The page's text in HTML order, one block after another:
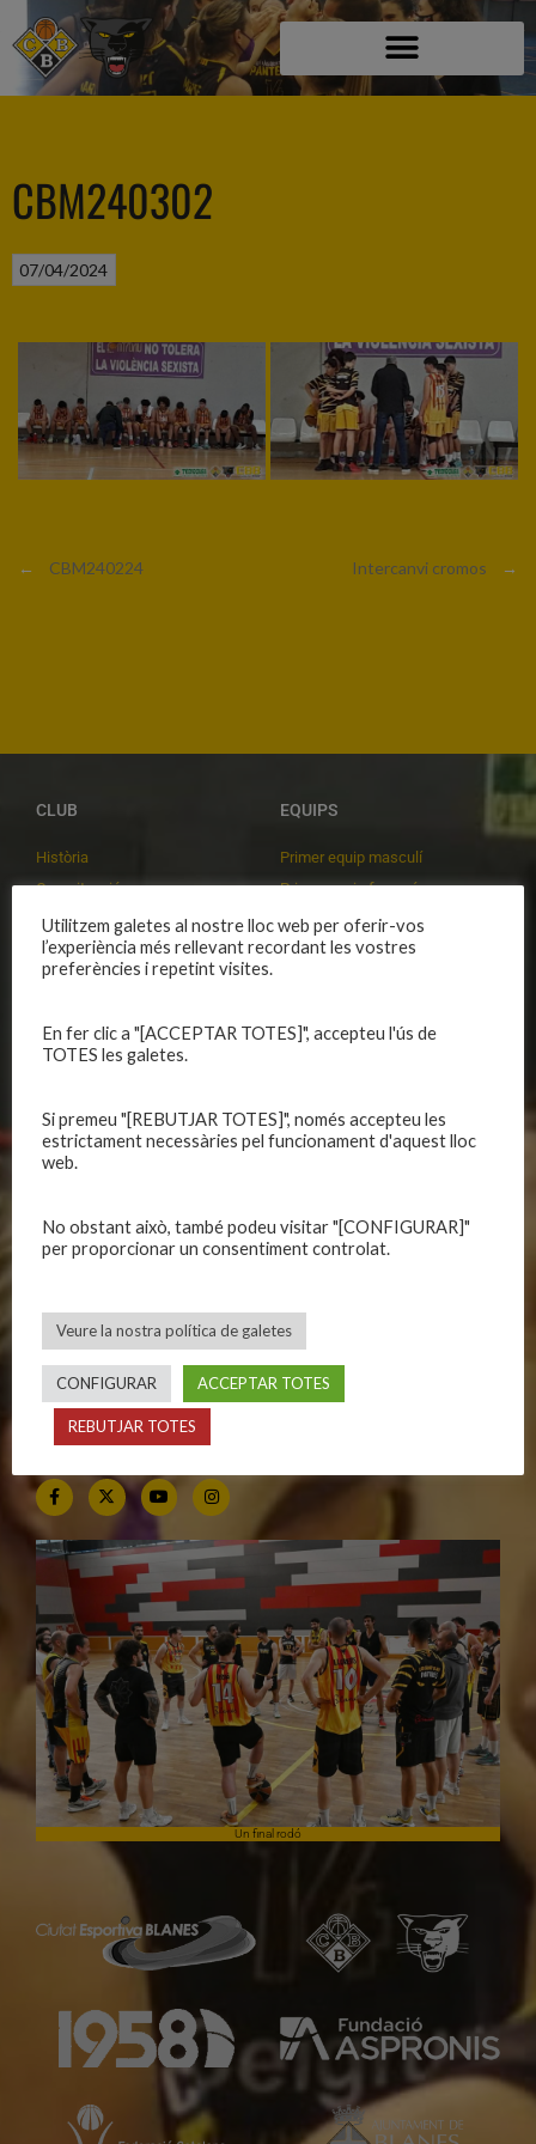
CBM240302
07/04/2024
← CBM240224 Intercanvi cromos →
CLUB
Història
Organització
Publicacions
Avís legal
Política de privadesa
Privadesa a les xarxes
EQUIPS
Primer equip masculí
Primer equip femení
Equips masculins
Equips femenins
Patrocinadors
CALENDARIS
Equips federats
Categories inferiors
Partits a casa
INFORMACIONS
Botiga
Intranet
Contacte
SEGUEIX-NOS
Un final rodó
Utilitzem galetes al nostre lloc web per oferir-vos
l’experiència més rellevant recordant les vostres
preferències i repetint visites.
En fer clic a "[ACCEPTAR TOTES]", accepteu l'ús de
TOTES les galetes.
Si premeu "[REBUTJAR TOTES]", només accepteu les
estrictament necessàries pel funcionament d'aquest lloc
web.
No obstant això, també podeu visitar "[CONFIGURAR]"
per proporcionar un consentiment controlat.
Veure la nostra política de galetes
CONFIGURAR ACCEPTAR TOTES
REBUTJAR TOTES